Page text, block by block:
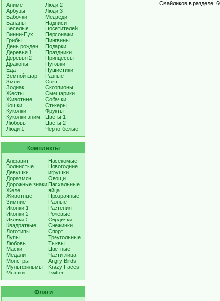
Аниме
Арбузы
Бабочки
Бананы
Веселые
Винни-Пух
Грибы
День рожден.
Деревья 1
Деревья 2
Драконы
Еда
Земной шар
Змеи
Зодиак
Жесты
Животные
Кошки
Куколки
Куколки аним.
Любовь
Люди 1
Люди 2
Люди 3
Медведи
Надписи
Посетителей
Персонажи
Пингвины
Подарки
Праздники
Принцессы
Пуговки
Пушистики
Разные
Секс
Скорпионы
Смешарики
Собачки
Стикеры
Фрукты
Цветы 1
Цветы 2
Черно-белые
Комплекты
Алфавит
Волнистые
Девушки
Дораэмон
Дорожные знаки
Желе
Животные
Зимние
Иконки 1
Иконки 2
Иконки 3
Квадратные
Логотипы
Лупы
Любовь
Маски
Медали
Монстры
Мультфильмы
Мышки
Насекомые
Новогодние
игрушки
Овощи
Пасхальные
яйца
Прозрачные
Разные
Растения
Ролевые
Сердечки
Снежинки
Спорт
Треугольные
Тыквы
Цветные
Части лица
Angry Birds
Krazy Faces
Twitter
Флаги
Смайликов в разделе: